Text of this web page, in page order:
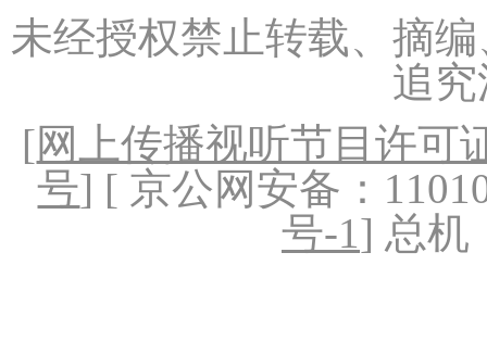
未经授权禁止转载、摘
追
[网上传播视听节目许可
号] [ 京公网安备：
号-1] 总机